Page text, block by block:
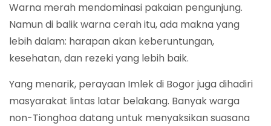
Warna merah mendominasi pakaian pengunjung.
Namun di balik warna cerah itu, ada makna yang
lebih dalam: harapan akan keberuntungan,
kesehatan, dan rezeki yang lebih baik.
Yang menarik, perayaan Imlek di Bogor juga dihadiri
masyarakat lintas latar belakang. Banyak warga
non-Tionghoa datang untuk menyaksikan suasana